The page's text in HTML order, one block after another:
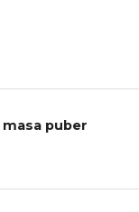
puber